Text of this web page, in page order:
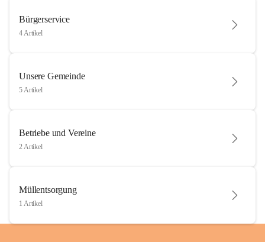
Bürgerservice
4 Artikel
Unsere Gemeinde
5 Artikel
Betriebe und Vereine
2 Artikel
Müllentsorgung
1 Artikel